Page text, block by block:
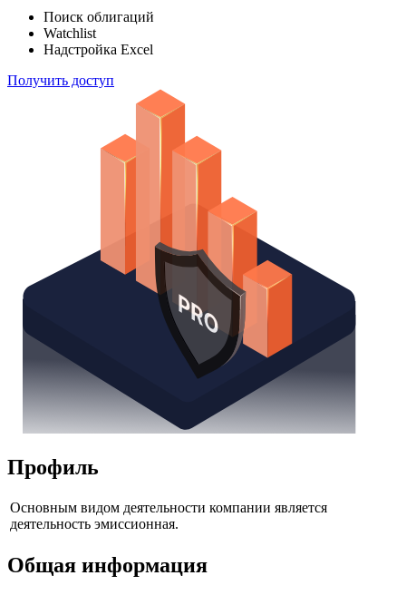
Поиск облигаций
Watchlist
Надстройка Excel
Получить доступ
Профиль
Основным видом деятельности компании является
деятельность эмиссионная.
Общая информация